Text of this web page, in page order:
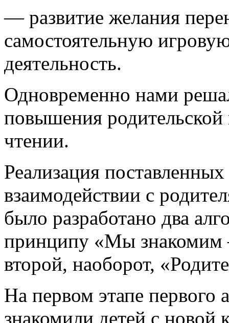
— развитие желания
самостоятельную
деятельность.
Одновременно нами
повышения
чтении.
Реализация
взаимодействии с
было разработано два
принципу «Мы знакомим
второй, наоборот,
На первом этапе первого
знакомили детей с